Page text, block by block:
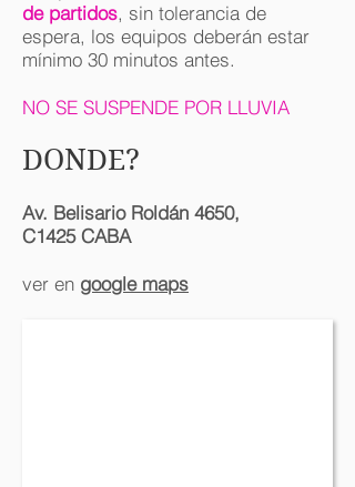
de partidos, sin tolerancia de
espera, los equipos deberán estar
mínimo 30 minutos antes.
NO SE SUSPENDE POR LLUVIA
DONDE?
Av. Belisario Roldán 4650,
C1425 CABA
ver en google maps